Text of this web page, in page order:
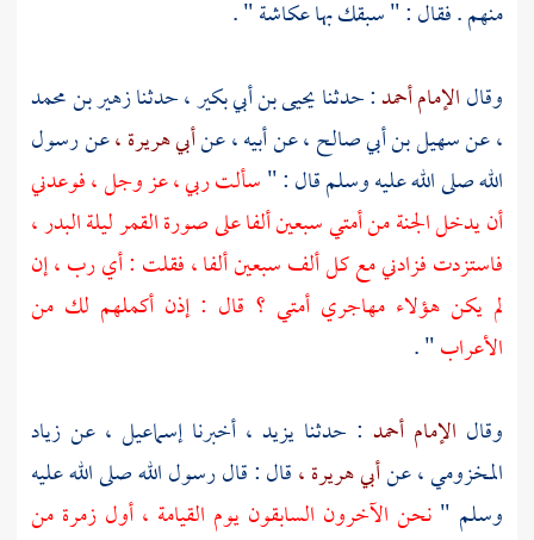
منهم . فقال : " سبقك بهاعكاشة" .
وقالالإمام أحمد: حدثنايحيى بن أبي بكير ،حدثنازهير بن محمد
،عنسهيل بن أبي صالح ،عن أبيه ، عنأبي هريرة ،عن رسول
الله صلى الله عليه وسلم قال : "سألت ربي ، عز وجل ، فوعدني
أن يدخل الجنة من أمتي سبعين ألفا على صورة القمر ليلة البدر ،
فاستزدت فزادني مع كل ألف سبعين ألفا ، فقلت : أي رب ، إن
لم يكن هؤلاء مهاجري أمتي ؟ قال : إذن أكملهم لك من
الأعراب" .
وقال الإمام أحمد : حدثنا يزيد ، أخبرناإسماعيل ، عن زياد
المخزومي ،عنأبي هريرة ،قال : قال رسول الله صلى الله عليه
وسلم "نحن الآخرون السابقون يوم القيامة ، أول زمرة من